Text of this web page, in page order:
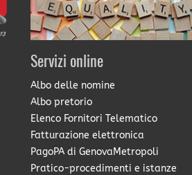
Servizi online
Albo delle nomine
Albo pretorio
Elenco Fornitori Telematico
Fatturazione elettronica
PagoPA di GenovaMetropoli
Pratico-procedimenti e istanze